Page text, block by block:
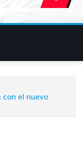
con el nuevo